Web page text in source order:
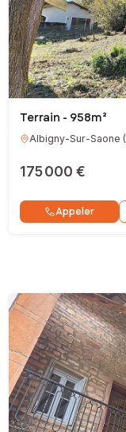
Terrain - 958m²
Albigny-Sur-Saone (
175 000 €
Appeler